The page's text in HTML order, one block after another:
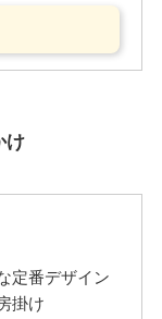
け
定番デザイン
掛け